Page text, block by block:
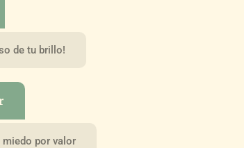
de tu brillo!
por valor